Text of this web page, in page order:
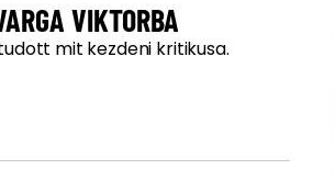
VIKTORBA
mit kezdeni kritikusa.